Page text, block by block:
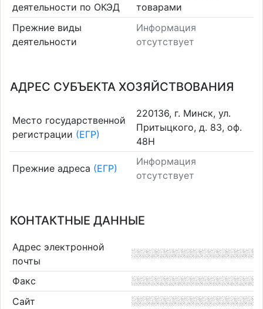
деятельности по ОКЭД
товарами
Прежние виды
деятельности
Информация
отсутствует
АДРЕС СУБЪЕКТА ХОЗЯЙСТВОВАНИЯ
Место государственной
регистрации (ЕГР)
220136, г. Минск, ул.
Притыцкого, д. 83, оф.
48Н
Прежние адреса (ЕГР)
Информация
отсутствует
КОНТАКТНЫЕ ДАННЫЕ
Адрес электронной
почты
Факс
Сайт